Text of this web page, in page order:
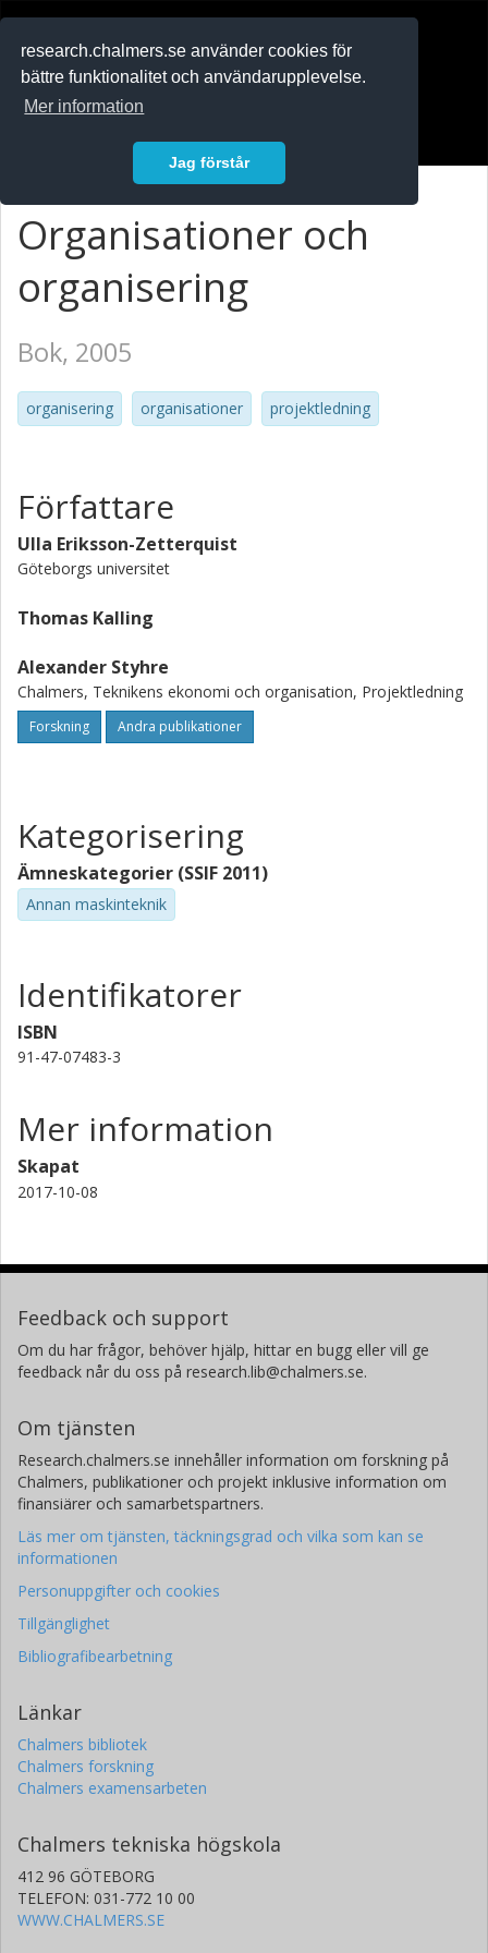
research.chalmers.se använder cookies för
bättre funktionalitet och användarupplevelse.
Mer information
Jag förstår
Organisationer och
organisering
Bok, 2005
organisering organisationer projektledning
Författare
Ulla Eriksson-Zetterquist
Göteborgs universitet
Thomas Kalling
Alexander Styhre
Chalmers, Teknikens ekonomi och organisation, Projektledning
Forskning Andra publikationer
Kategorisering
Ämneskategorier (SSIF 2011)
Annan maskinteknik
Identifikatorer
ISBN
91-47-07483-3
Mer information
Skapat
2017-10-08
Feedback och support
Om du har frågor, behöver hjälp, hittar en bugg eller vill ge
feedback når du oss på research.lib@chalmers.se.
Om tjänsten
Research.chalmers.se innehåller information om forskning på
Chalmers, publikationer och projekt inklusive information om
finansiärer och samarbetspartners.
Läs mer om tjänsten, täckningsgrad och vilka som kan se
informationen
Personuppgifter och cookies
Tillgänglighet
Bibliografibearbetning
Länkar
Chalmers bibliotek
Chalmers forskning
Chalmers examensarbeten
Chalmers tekniska högskola
412 96 GÖTEBORG
TELEFON: 031-772 10 00
WWW.CHALMERS.SE